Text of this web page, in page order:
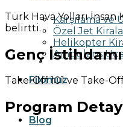
Karşılama ve
Özel Jet
Helikopter
Ambulans
Filomuz
Blog
Türk Hava Yolları İnsan
belirtti.
Genç
Take-Off 101 ve Take-
Program